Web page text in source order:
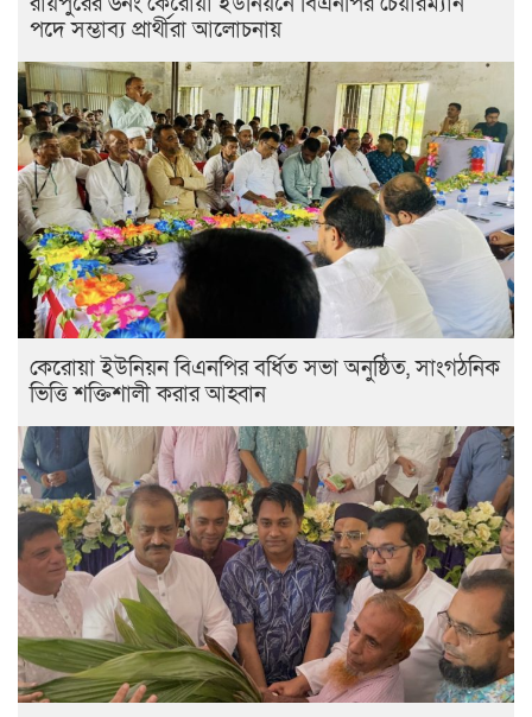
পদে সম্ভাব্য প্রার্থীরা আলোচনায়
কেরোয়া ইউনিয়ন বিএনপির বর্ধিত সভা অনুষ্ঠিত, সাংগঠনিক
ভিত্তি শক্তিশালী করার আহ্বান